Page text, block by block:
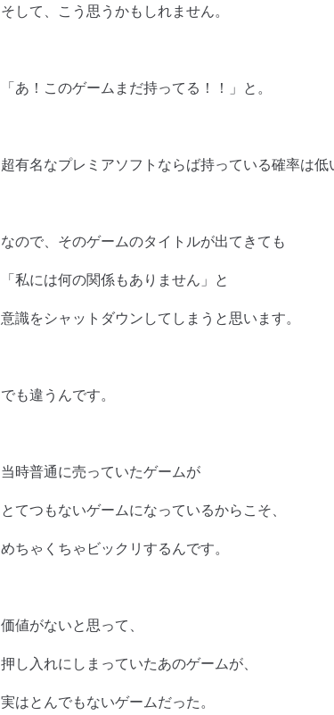
そして、こう思うかもしれません。
「あ！このゲームまだ持ってる！！」と。
超有名なプレミアソフトならば持っている確率は低
なので、そのゲームのタイトルが出てきても
「私には何の関係もありません」と
意識をシャットダウンしてしまうと思います。
でも違うんです。
当時普通に売っていたゲームが
とてつもないゲームになっているからこそ、
めちゃくちゃビックリするんです。
価値がないと思って、
押し入れにしまっていたあのゲームが、
実はとんでもないゲームだった。